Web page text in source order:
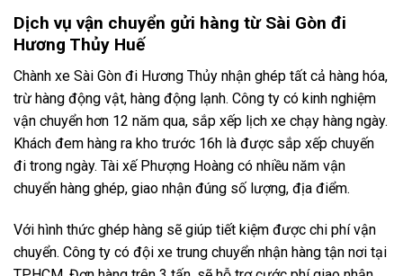
Dịch vụ vận chuyển gửi hàng từ Sài Gòn đi
Hương Thủy Huế
Chành xe Sài Gòn đi Hương Thủy nhận ghép tất cả hàng hóa,
trừ hàng động vật, hàng động lạnh. Công ty có kinh nghiệm
vận chuyển hơn 12 năm qua, sắp xếp lịch xe chạy hàng ngày.
Khách đem hàng ra kho trước 16h là được sắp xếp chuyến
đi trong ngày. Tài xế Phượng Hoàng có nhiều năm vận
chuyển hàng ghép, giao nhận đúng số lượng, địa điểm.
Với hình thức ghép hàng sẽ giúp tiết kiệm được chi phí vận
chuyển. Công ty có đội xe trung chuyển nhận hàng tận nơi tại